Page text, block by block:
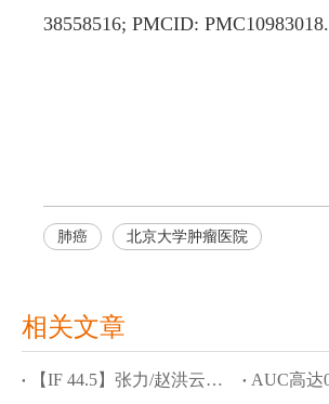
38558516; PMCID: PMC10983018.
肺癌 北京大学肿瘤医院
相关文章
【IF 44.5】张力/赵洪云教授团队斩获Cancer Cell，JYP0322攻克ROS1耐药与脑转困境